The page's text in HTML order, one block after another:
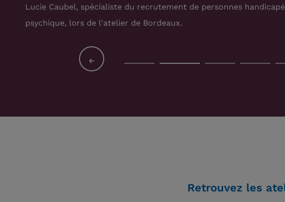
Blaise Rochat, enseignant dans le domaine de la santé et
de Nancy
Retrouvez les